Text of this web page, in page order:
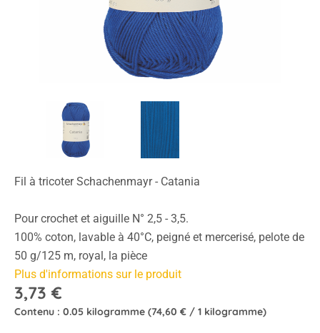
Fil à tricoter Schachenmayr - Catania
Pour crochet et aiguille N° 2,5 - 3,5.
100% coton, lavable à 40°C, peigné et mercerisé, pelote de
50 g/125 m, royal, la pièce
Plus d'informations sur le produit
3,73 €
Contenu : 0.05 kilogramme (74,60 € / 1 kilogramme)